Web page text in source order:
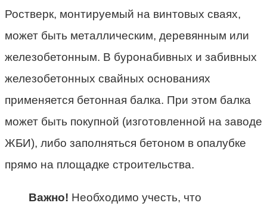
Ростверк, монтируемый на винтовых сваях,
может быть металлическим, деревянным или
железобетонным. В буронабивных и забивных
железобетонных свайных основаниях
применяется бетонная балка. При этом балка
может быть покупной (изготовленной на заводе
ЖБИ), либо заполняться бетоном в опалубке
прямо на площадке строительства.
Важно! Необходимо учесть, что